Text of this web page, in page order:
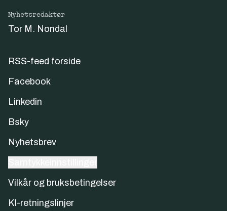
Nyhetsredaktør
Tor M. Nondal
RSS-feed forside
Facebook
Linkedin
Bsky
Nyhetsbrev
Vilkår og bruksbetingelser
KI-retningslinjer